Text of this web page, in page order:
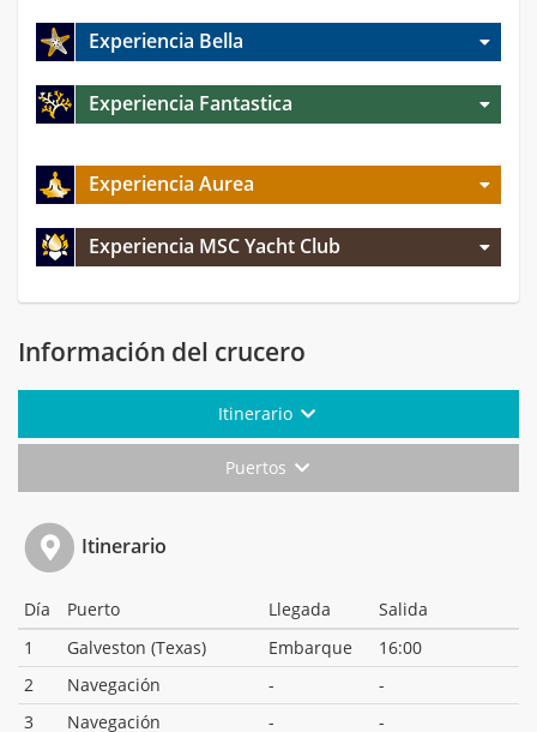
Experiencia Bella
Experiencia Fantastica
Experiencia Aurea
Experiencia MSC Yacht Club
Información del crucero
Itinerario
Puertos
Itinerario
Día Puerto Llegada
Salida
1
Galveston (Texas) Embarque
16:00
2
Navegación -
-
3
Navegación - -